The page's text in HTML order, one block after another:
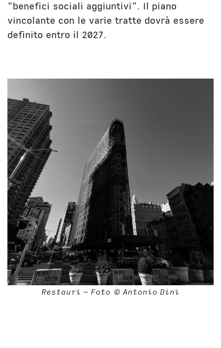
"benefici sociali aggiuntivi". Il piano
vincolante con le varie tratte dovrà essere
definito entro il 2027.
Restauri ~ Foto © Antonio Dini